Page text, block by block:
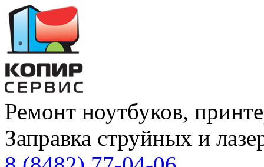
Ремонт ноутбуков,
Заправка струйных и